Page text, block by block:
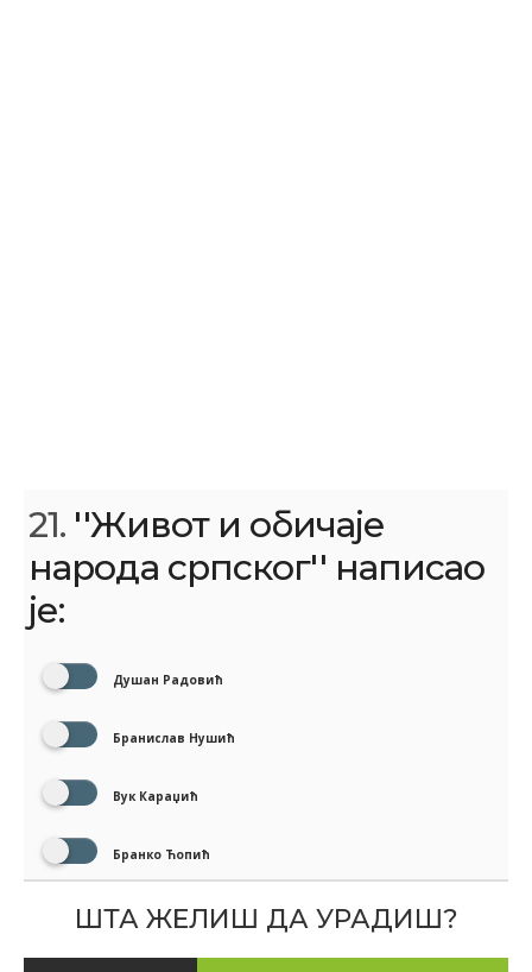
21. ''Живот и обичаје
народа српског'' написао
је:
Душан Радовић
Бранислав Нушић
Вук Караџић
Бранко Ћопић
ШТА ЖЕЛИШ ДА УРАДИШ?